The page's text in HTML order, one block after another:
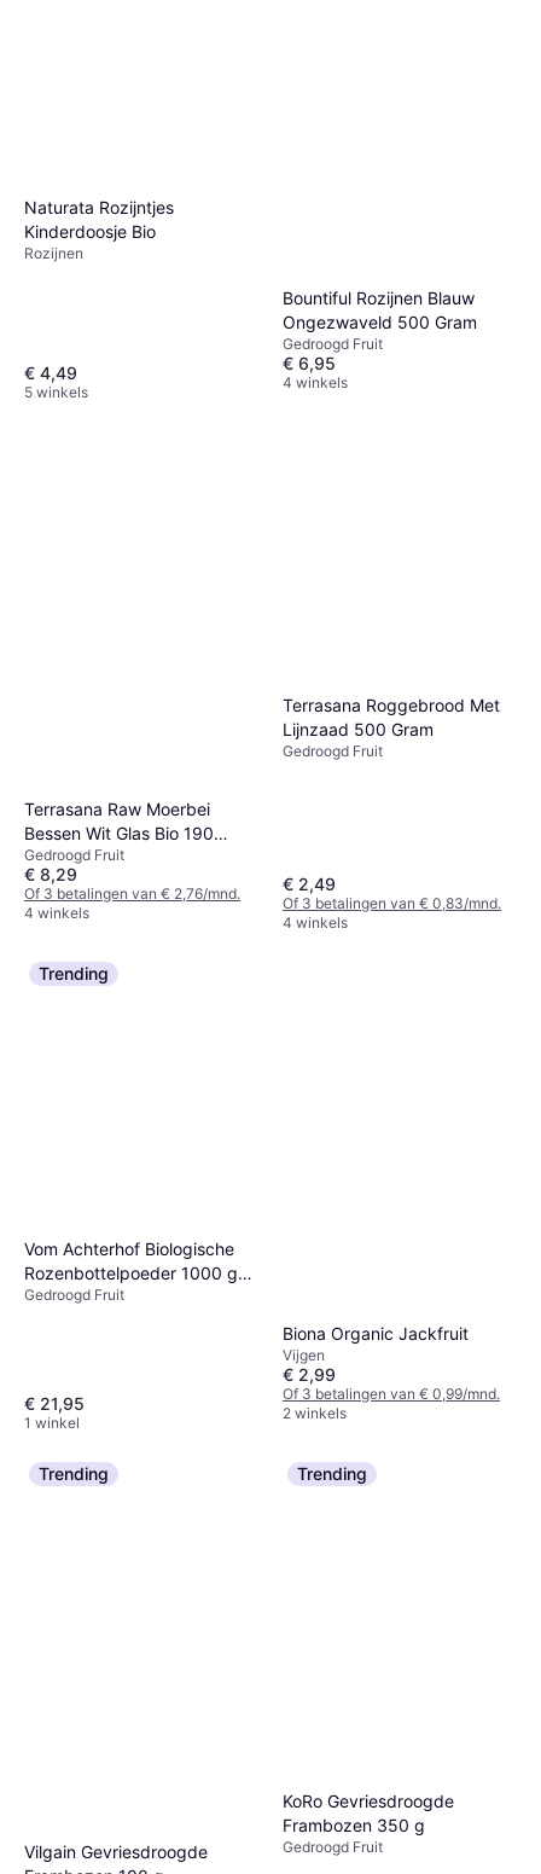
Naturata Rozijntjes
Kinderdoosje Bio
Rozijnen
€ 4,49
5 winkels
Bountiful Rozijnen Blauw
Ongezwaveld 500 Gram
Gedroogd Fruit
€ 6,95
4 winkels
Terrasana Raw Moerbei
Bessen Wit Glas Bio 190
Gram
Gedroogd Fruit
€ 8,29
Of 3 betalingen van € 2,76/mnd.
4 winkels
Terrasana Roggebrood Met
Lijnzaad 500 Gram
Gedroogd Fruit
€ 2,49
Of 3 betalingen van € 0,83/mnd.
4 winkels
Trending
Vom Achterhof Biologische
Rozenbottelpoeder 1000 g
Zoet Kruidig Aroma
Gedroogd Fruit
€ 21,95
1 winkel
Biona Organic Jackfruit
Vijgen
€ 2,99
Of 3 betalingen van € 0,99/mnd.
2 winkels
Trending
Vilgain Gevriesdroogde
Trending
KoRo Gevriesdroogde
Frambozen 350 g
Gedroogd Fruit